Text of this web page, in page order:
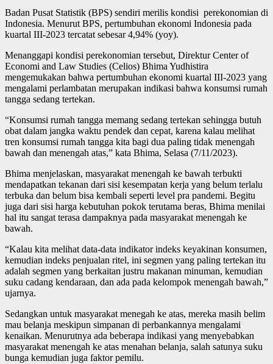
Badan Pusat Statistik (BPS) sendiri merilis kondisi perekonomian di
Indonesia. Menurut BPS, pertumbuhan ekonomi Indonesia pada
kuartal III-2023 tercatat sebesar 4,94% (yoy).
Menanggapi kondisi perekonomian tersebut, Direktur Center of
Economi and Law Studies (Celios) Bhima Yudhistira
mengemukakan bahwa pertumbuhan ekonomi kuartal III-2023 yang
mengalami perlambatan merupakan indikasi bahwa konsumsi rumah
tangga sedang tertekan.
“Konsumsi rumah tangga memang sedang tertekan sehingga butuh
obat dalam jangka waktu pendek dan cepat, karena kalau melihat
tren konsumsi rumah tangga kita bagi dua paling tidak menengah
bawah dan menengah atas,” kata Bhima, Selasa (7/11/2023).
Bhima menjelaskan, masyarakat menengah ke bawah terbukti
mendapatkan tekanan dari sisi kesempatan kerja yang belum terlalu
terbuka dan belum bisa kembali seperti level pra pandemi. Begitu
juga dari sisi harga kebutuhan pokok terutama beras, Bhima menilai
hal itu sangat terasa dampaknya pada masyarakat menengah ke
bawah.
“Kalau kita melihat data-data indikator indeks keyakinan konsumen,
kemudian indeks penjualan ritel, ini segmen yang paling tertekan itu
adalah segmen yang berkaitan justru makanan minuman, kemudian
suku cadang kendaraan, dan ada pada kelompok menengah bawah,”
ujarnya.
Sedangkan untuk masyarakat menegah ke atas, mereka masih belim
mau belanja meskipun simpanan di perbankannya mengalami
kenaikan. Menurutnya ada beberapa indikasi yang menyebabkan
masyarakat menengah ke atas menahan belanja, salah satunya suku
bunga kemudian juga faktor pemilu.